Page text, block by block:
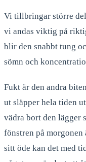
Vi tillbringar större
vi andas viktig på
blir den snabbt tung
sömn och
Fukt är den andra
ut släpper hela tiden
vädra bort den lägger
fönstren på morgonen
sitt öde kan det med